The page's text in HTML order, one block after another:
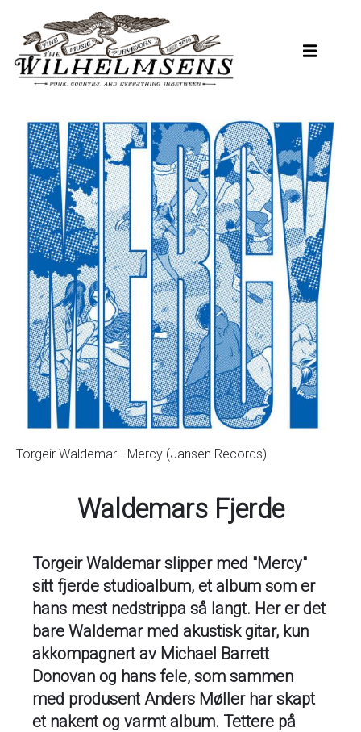
hovedinnhold
Torgeir Waldemar - Mercy (Jansen Records)
Waldemars Fjerde
Torgeir Waldemar slipper med "Mercy"
sitt fjerde studioalbum, et album som er
hans mest nedstrippa så langt. Her er det
bare Waldemar med akustisk gitar, kun
akkompagnert av Michael Barrett
Donovan og hans fele, som sammen
med produsent Anders Møller har skapt
et nakent og varmt album. Tettere på